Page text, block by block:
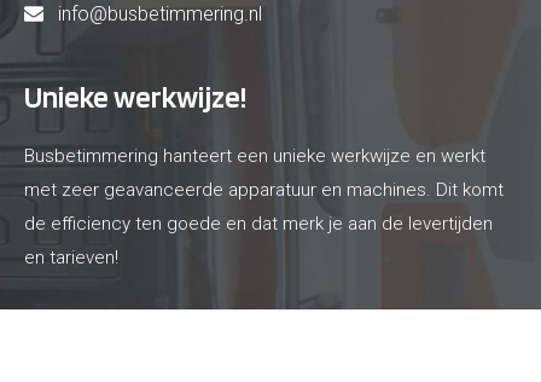
info@busbetimmering.nl
Unieke werkwijze!
Busbetimmering hanteert een unieke werkwijze en werkt
met zeer geavanceerde apparatuur en machines. Dit komt
de efficiency ten goede en dat merk je aan de levertijden
en tarieven!